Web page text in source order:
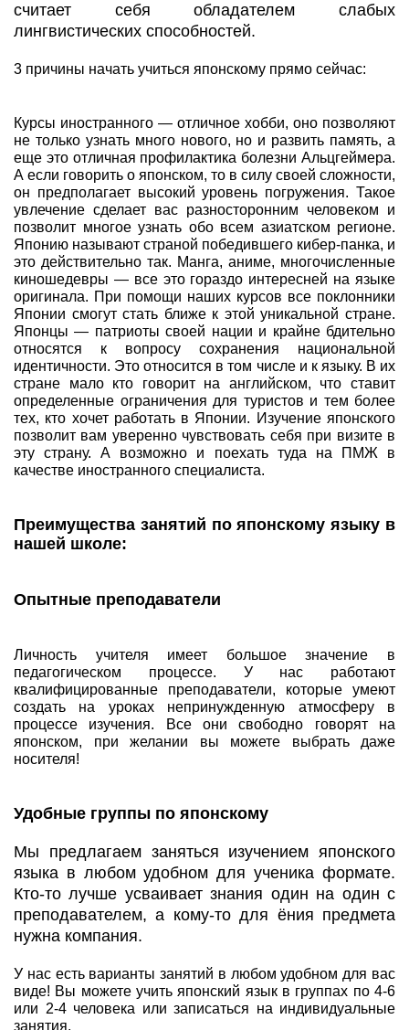
считает себя обладателем слабых
лингвистических способностей.
3 причины начать учиться японскому прямо сейчас:
Курсы иностранного — отличное хобби, оно позволяют
не только узнать много нового, но и развить память, а
еще это отличная профилактика болезни Альцгеймера.
А если говорить о японском, то в силу своей сложности,
он предполагает высокий уровень погружения. Такое
увлечение сделает вас разносторонним человеком и
позволит многое узнать обо всем азиатском регионе.
Японию называют страной победившего кибер-панка, и
это действительно так. Манга, аниме, многочисленные
киношедевры — все это гораздо интересней на языке
оригинала. При помощи наших курсов все поклонники
Японии смогут стать ближе к этой уникальной стране.
Японцы — патриоты своей нации и крайне бдительно
относятся к вопросу сохранения национальной
идентичности. Это относится в том числе и к языку. В их
стране мало кто говорит на английском, что ставит
определенные ограничения для туристов и тем более
тех, кто хочет работать в Японии. Изучение японского
позволит вам уверенно чувствовать себя при визите в
эту страну. А возможно и поехать туда на ПМЖ в
качестве иностранного специалиста.
Преимущества занятий по японскому языку в
нашей школе:
Опытные преподаватели
Личность учителя имеет большое значение в
педагогическом процессе. У нас работают
квалифицированные преподаватели, которые умеют
создать на уроках непринужденную атмосферу в
процессе изучения. Все они свободно говорят на
японском, при желании вы можете выбрать даже
носителя!
Удобные группы по японскому
Мы предлагаем заняться изучением японского
языка в любом удобном для ученика формате.
Кто-то лучше усваивает знания один на один с
преподавателем, а кому-то для ёния предмета
нужна компания.
У нас есть варианты занятий в любом удобном для вас
виде! Вы можете учить японский язык в группах по 4-6
или 2-4 человека или записаться на индивидуальные
занятия.